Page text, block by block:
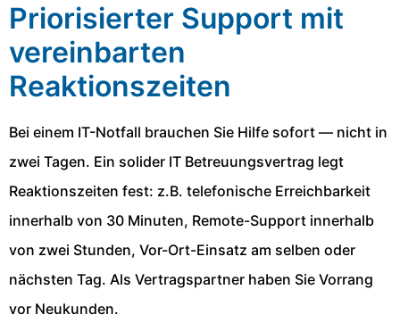
Priorisierter Support mit
vereinbarten
Reaktionszeiten
Bei einem IT-Notfall brauchen Sie Hilfe sofort — nicht in
zwei Tagen. Ein solider IT Betreuungsvertrag legt
Reaktionszeiten fest: z.B. telefonische Erreichbarkeit
innerhalb von 30 Minuten, Remote-Support innerhalb
von zwei Stunden, Vor-Ort-Einsatz am selben oder
nächsten Tag. Als Vertragspartner haben Sie Vorrang
vor Neukunden.